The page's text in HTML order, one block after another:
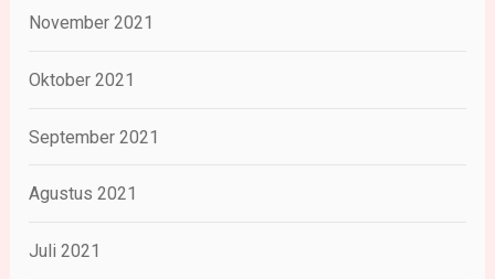
November 2021
Oktober 2021
September 2021
Agustus 2021
Juli 2021